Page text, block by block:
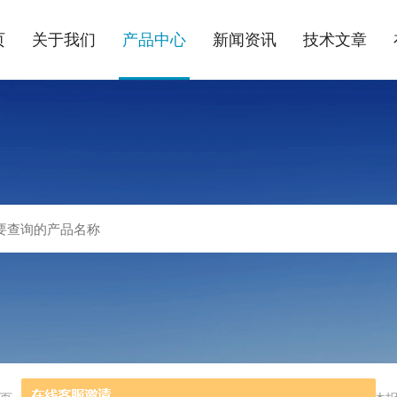
关于我们 产品中心 新闻资讯 技术文章